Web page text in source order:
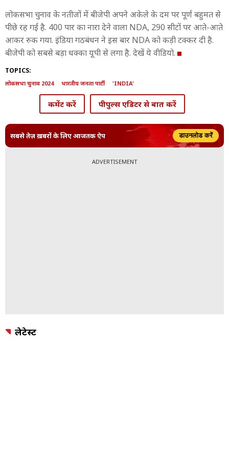
लोकसभा चुनाव के नतीजों में बीजेपी अपने अकेले के दम पर पूर्ण बहुमत से
पीछे रह गई है. 400 पार का नारा देने वाला NDA, 290 सीटों पर आते-आते
आकर रुक गया. इंडिया गठबंधन ने इस बार NDA को कड़ी टक्कर दी है.
बीजेपी को सबसे बड़ा धक्का यूपी से लगा है. देखें ये वीडियो.
TOPICS:
लोकसभा चुनाव 2024 भारतीय जनता पार्टी 'INDIA'
कमेंट करें पीपुल्स एडिटर से बात करें
सबसे तेज़ ख़बरों के लिए आजतक ऐप डाउनलोड करें
ADVERTISEMENT
लेटेस्ट